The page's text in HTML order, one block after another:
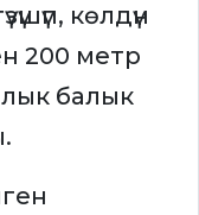
көлдүн
200 метр
балык